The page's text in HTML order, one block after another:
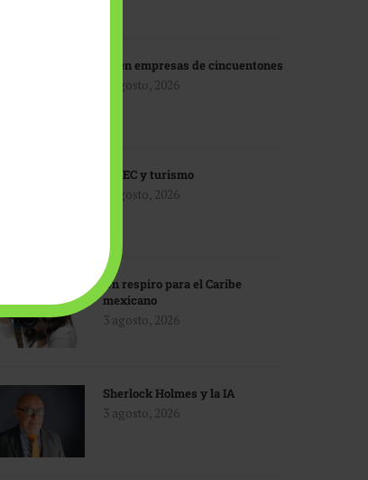
IA en empresas de cincuentones
3 agosto, 2026
TMEC y turismo
3 agosto, 2026
Un respiro para el Caribe
mexicano
3 agosto, 2026
Sherlock Holmes y la IA
3 agosto, 2026